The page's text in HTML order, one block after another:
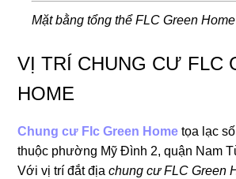
Mặt bằng tổng thể FLC Green
VỊ TRÍ CHUNG CƯ FLC
HOME
Chung cư Flc Green Home tọa lạc
thuộc phường Mỹ Đình 2, quận Nam
Với vị trí đắt địachung cư FLC Green